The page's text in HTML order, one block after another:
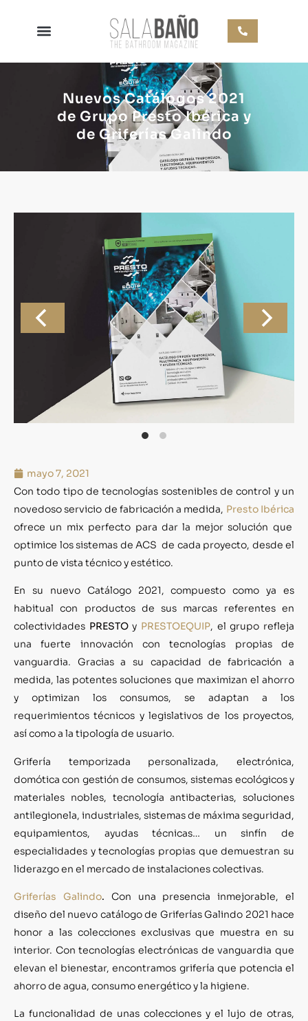
Nuevos Catálogos 2021
de Grupo Presto Ibérica y
de Griferías Galindo
mayo 7, 2021
Con todo tipo de tecnologías sostenibles de control y un
novedoso servicio de fabricación a medida, Presto Ibérica
ofrece un mix perfecto para dar la mejor solución que
optimice los sistemas de ACS de cada proyecto, desde el
punto de vista técnico y estético.
En su nuevo Catálogo 2021, compuesto como ya es
habitual con productos de sus marcas referentes en
colectividades PRESTOy PRESTOEQUIP, el grupo refleja
una fuerte innovación con tecnologías propias de
vanguardia. Gracias a su capacidad de fabricación a
medida, las potentes soluciones que maximizan el ahorro
y optimizan los consumos, se adaptan a los
requerimientos técnicos y legislativos de los proyectos,
así como a la tipología de usuario.
Grifería temporizada personalizada, electrónica,
domótica con gestión de consumos, sistemas ecológicos y
materiales nobles, tecnología antibacterias, soluciones
antilegionela, industriales, sistemas de máxima seguridad,
equipamientos, ayudas técnicas… un sinfín de
especialidades y tecnologías propias que demuestran su
liderazgo en el mercado de instalaciones colectivas.
Griferías Galindo.
Con una presencia inmejorable, el
diseño del nuevo catálogo de Griferías Galindo 2021 hace
honor a las colecciones exclusivas que muestra en su
interior. Con tecnologías electrónicas de vanguardia que
elevan el bienestar, encontramos grifería que potencia el
ahorro de agua, consumo energético y la higiene.
La funcionalidad de unas colecciones y el lujo de otras,